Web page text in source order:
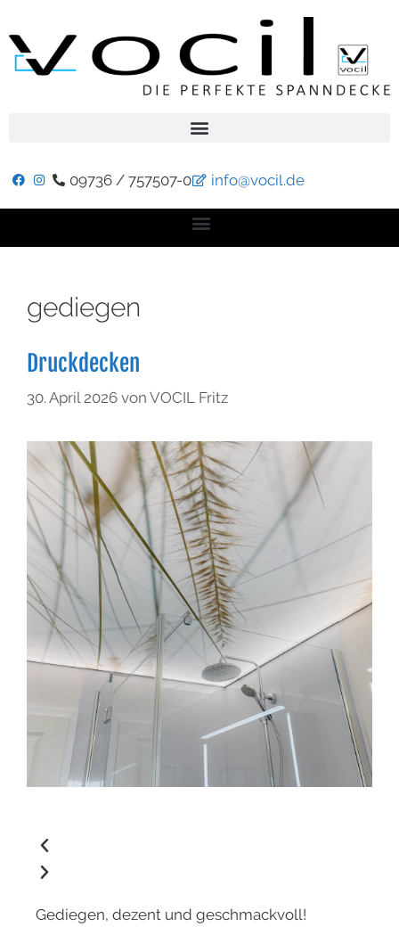
09736 / 757507-0 info@vocil.de
gediegen
Druckdecken
30. April 2026 von VOCIL Fritz
Gediegen, dezent und geschmackvoll!